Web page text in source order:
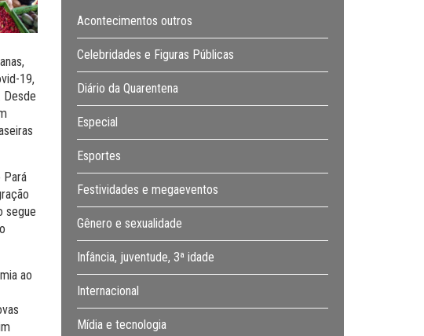
19,
Desde
Pará
segue
ao
Acontecimentos outros
Celebridades e Figuras Públicas
Diário da Quarentena
Especial
Esportes
Festividades e megaeventos
Gênero e sexualidade
Infância, juventude, 3ª idade
Internacional
Mídia e tecnologia